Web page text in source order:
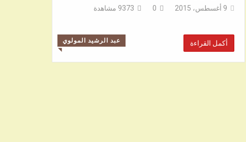
9 أغسطس، 2015 0
9373 مشاهدة
عبد الرشيد المولوي
◥
أكمل القراءة